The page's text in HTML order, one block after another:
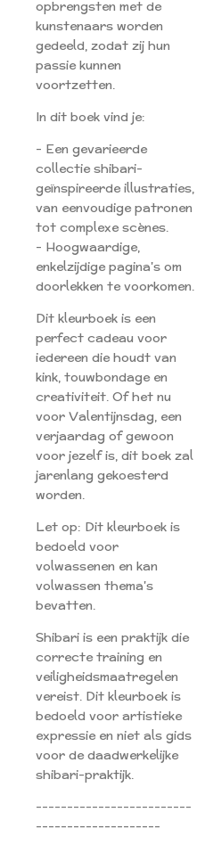
opbrengsten met de
kunstenaars worden
gedeeld, zodat zij hun
passie kunnen
voortzetten.
In dit boek vind je:
- Een gevarieerde
collectie shibari-
geïnspireerde illustraties,
van eenvoudige patronen
tot complexe scènes.
- Hoogwaardige,
enkelzijdige pagina's om
doorlekken te voorkomen.
Dit kleurboek is een
perfect cadeau voor
iedereen die houdt van
kink, touwbondage en
creativiteit. Of het nu
voor Valentijnsdag, een
verjaardag of gewoon
voor jezelf is, dit boek zal
jarenlang gekoesterd
worden.
Let op: Dit kleurboek is
bedoeld voor
volwassenen en kan
volwassen thema's
bevatten.
Shibari is een praktijk die
correcte training en
veiligheidsmaatregelen
vereist. Dit kleurboek is
bedoeld voor artistieke
expressie en niet als gids
voor de daadwerkelijke
shibari-praktijk.
-------------------------
--------------------